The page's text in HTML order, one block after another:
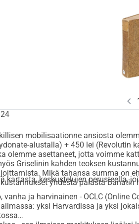
väestöä. Kirjan toinen osa kuvaa
Kahdeksan levyä
siihen mennessä. Erinomainen arvo
tarkasteltuna kirja on
chevron_left
mobilisaationne ansiosta
alustalla) + 450 lei (Revolutin
olemme asettaneet, jotta voimme
Griselinin kahden teoksen
Mikä tahansa summa on
yhdestä palasta
kartasta, keskustelujen perusteella,
vanha ja harvinainen - OCLC (Online
yksi Harvardissa ja yksi